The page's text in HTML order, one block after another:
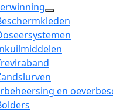
open
dropdown
menu
en